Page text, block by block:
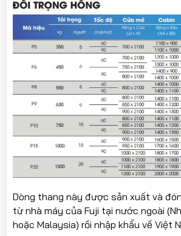
Dòng thang này được sản xuất và
từ nhà máy của Fuji tại nước ngoài
hoặc Malaysia) rồi nhập khẩu về Việt